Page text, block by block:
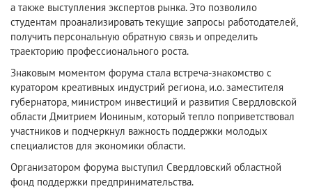
а также выступления экспертов рынка. Это позволило
студентам проанализировать текущие запросы работодателей,
получить персональную обратную связь и определить
траекторию профессионального роста.
Знаковым моментом форума стала встреча-знакомство с
куратором креативных индустрий региона, и.о. заместителя
губернатора, министром инвестиций и развития Свердловской
области Дмитрием Иониным, который тепло поприветствовал
участников и подчеркнул важность поддержки молодых
специалистов для экономики области.
Организатором форума выступил Свердловский областной
фонд поддержки предпринимательства.